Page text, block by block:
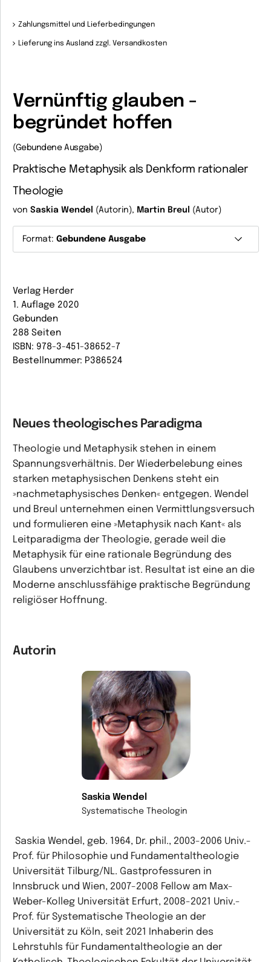
Zahlungsmittel und Lieferbedingungen
Lieferung ins Ausland zzgl. Versandkosten
Vernünftig glauben -
begründet hoffen
(Gebundene Ausgabe)
Praktische Metaphysik als Denkform rationaler
Theologie
von Saskia Wendel (Autorin), Martin Breul (Autor)
Format: Gebundene Ausgabe
Verlag Herder
1. Auflage 2020
Gebunden
288 Seiten
ISBN: 978-3-451-38652-7
Bestellnummer: P386524
Neues theologisches Paradigma
Theologie und Metaphysik stehen in einem
Spannungsverhältnis. Der Wiederbelebung eines
starken metaphysischen Denkens steht ein
»nachmetaphysisches Denken« entgegen. Wendel
und Breul unternehmen einen Vermittlungsversuch
und formulieren eine »Metaphysik nach Kant« als
Leitparadigma der Theologie, gerade weil die
Metaphysik für eine rationale Begründung des
Glaubens unverzichtbar ist. Resultat ist eine an die
Moderne anschlussfähige praktische Begründung
religiöser Hoffnung.
Autorin
Saskia Wendel
Systematische Theologin
Saskia Wendel, geb. 1964, Dr. phil., 2003-2006 Univ.-
Prof. für Philosophie und Fundamentaltheologie
Universität Tilburg/NL. Gastprofessuren in
Innsbruck und Wien, 2007-2008 Fellow am Max-
Weber-Kolleg Universität Erfurt, 2008-2021 Univ.-
Prof. für Systematische Theologie an der
Universität zu Köln, seit 2021 Inhaberin des
Lehrstuhls für Fundamentaltheologie an der